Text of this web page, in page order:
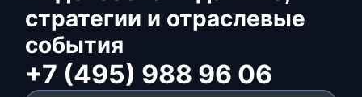
стратегии и отраслевые
события
+7 (495) 988 96 06